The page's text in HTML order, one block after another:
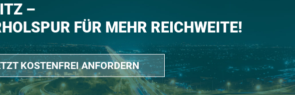
–
FÜR MEHR REICHWEITE!
KOSTENFREI ANFORDERN